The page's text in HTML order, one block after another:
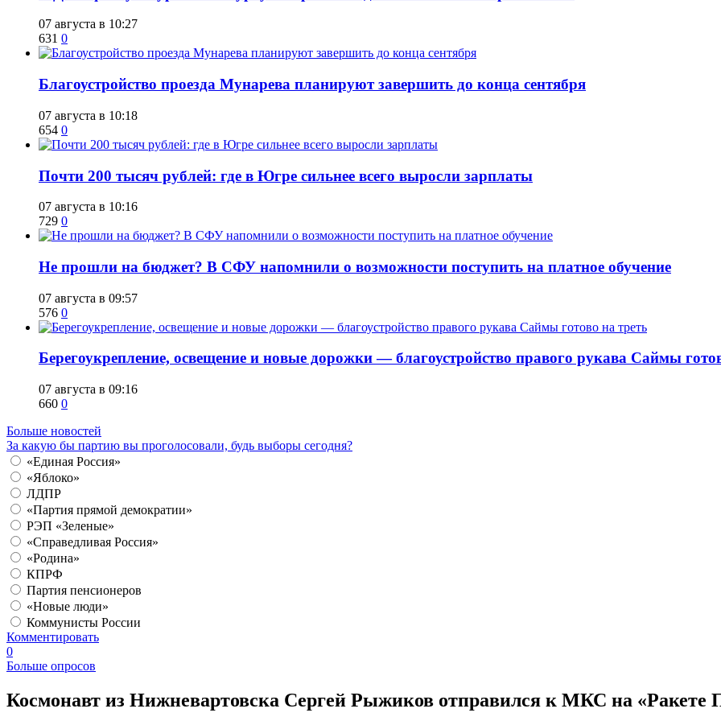
07 августа в 10:27
631 0
Благоустройство проезда Мунарева планируют завершить до конца сентября
07 августа в 10:18
654 0
​Почти 200 тысяч рублей: где в Югре сильнее всего выросли зарплаты
07 августа в 10:16
729 0
Не прошли на бюджет? В СФУ напомнили о возможности поступить на платное обучение
07 августа в 09:57
576 0
Берегоукрепление, освещение и новые дорожки — благоустройство правого рукава Саймы
07 августа в 09:16
660 0
Больше новостей
За какую бы партию вы проголосовали, будь выборы сегодня?
«Единая Россия»
«Яблоко»
ЛДПР
«Партия прямой демократии»
РЭП «Зеленые»
«Справедливая Россия»
«Родина»
КПРФ
Партия пенсионеров
«Новые люди»
Коммунисты России
Комментировать
0
Больше опросов
Космонавт из Нижневартовска Сергей Рыжиков отправился к МКС на «Ракете